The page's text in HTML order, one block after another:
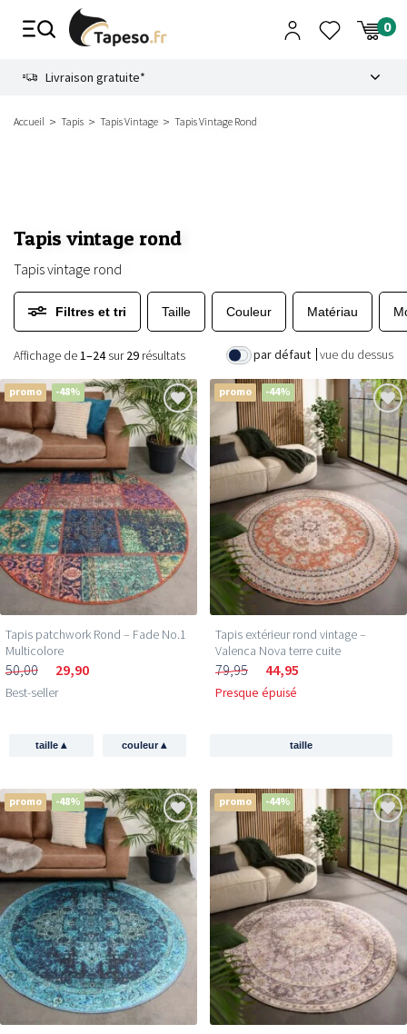
Livraison gratuite*
Accueil Tapis Tapis Vintage Tapis Vintage Rond
Tapis vintage rond
Tapis vintage rond
Filtres et tri Taille Couleur Matériau
par défaut vue du dessus
Affichage de1–24sur29 résultats
promo -48%
Tapis patchwork Rond – Fade No.1
Multicolore
50,00 29,90
Best-seller
taille▴ couleur▴
promo -44%
Tapis extérieur rond vintage –
Valenca Nova terre cuite
79,95 44,95
Presque épuisé
taille
promo -48% promo -44%